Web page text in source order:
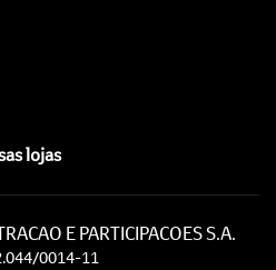
lojas
E PARTICIPACOES S.A.
0014-11